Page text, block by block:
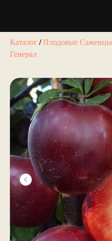
Каталог /Плодовые Саженцы
Генерал